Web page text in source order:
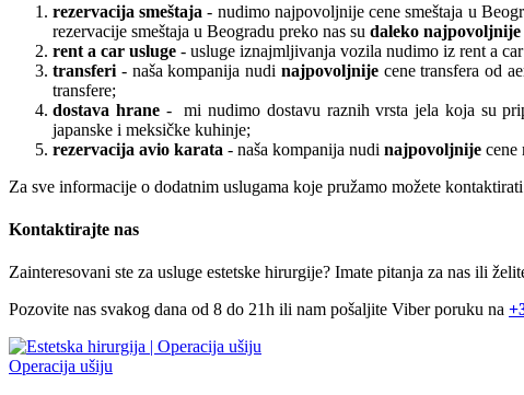
rezervacija smeštaja - nudimo najpovoljnije cene smeštaja u
rezervacije smeštaja u Beogradu preko nas su daleko najpovoljnije
rent a car usluge - usluge iznajmljivanja vozila nudimo iz rent a
transferi - naša kompanija nudi najpovoljnije cene transfera od
transfere;
dostava hrane - mi nudimo dostavu raznih vrsta jela koja su
japanske i meksičke kuhinje;
rezervacija avio karata - naša kompanija nudi najpovoljnije cene
Za sve informacije o dodatnim uslugama koje pružamo možete
Kontaktirajte nas
Zainteresovani ste za usluge estetske hirurgije? Imate pitanja za nas ili
Pozovite nas svakog dana od 8 do 21h ili nam pošaljite Viber poruku na
Operacija ušiju